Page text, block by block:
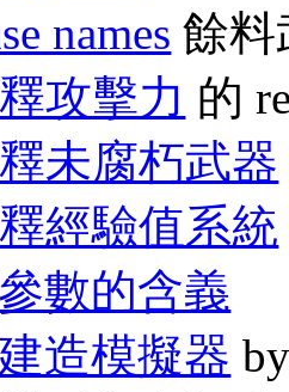
names 餘料
攻擊力 的
未腐朽武器
經驗值系統
數的含義
造模擬器